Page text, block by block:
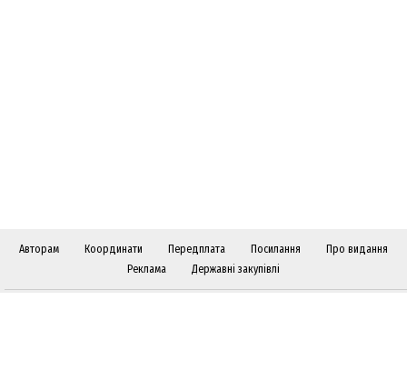
Авторам Координати Передплата Посилання
Про видання
Реклама
Державні закупівлі